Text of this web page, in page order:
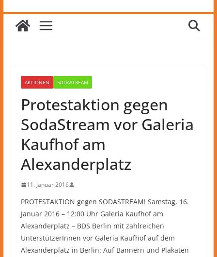
AKTIONEN SODASTREAM
Protestaktion gegen
SodaStream vor Galeria
Kaufhof am
Alexanderplatz
11. Januar 2016
PROTESTAKTION gegen SODASTREAM! Samstag, 16.
Januar 2016 – 12:00 Uhr Galeria Kaufhof am
Alexanderplatz – BDS Berlin mit zahlreichen
UnterstützerInnen vor Galeria Kaufhof auf dem
Alexanderplatz in Berlin: Auf Bannern und Plakaten